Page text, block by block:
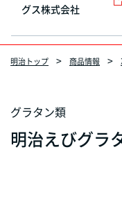
グス株式会社
明治トップ 商品情報
グラタン類
明治えびグラ